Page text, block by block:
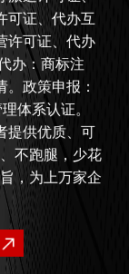
可证、代办互
许可证、代办
办：商标注
政策申报：
体系认证。
提供优质、可
不跑腿，少花
，为上万家企